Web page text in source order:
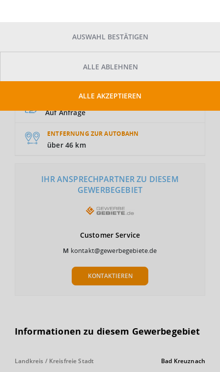
GRUNDSTÜCKSFLÄCHE
Auf Anfrage
NUTZUNGSART
Auf Anfrage
ENTFERNUNG ZUR AUTOBAHN
über 46 km
IHR ANSPRECHPARTNER ZU DIESEM
GEWERBEGEBIET
Customer Service
M kontakt@gewerbegebiete.de
KONTAKTIEREN
Informationen zu diesem Gewerbegebiet
Landkreis / Kreisfreie Stadt Bad Kreuznach
AUSWAHL BESTÄTIGEN
ALLE ABLEHNEN
ALLE AKZEPTIEREN